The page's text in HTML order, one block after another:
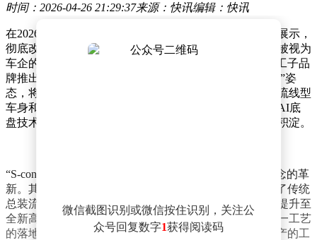
时间：2026-04-26 21:29:37来源：快讯编辑：快讯
在2026北京国际车展上，红旗品牌以一场颠覆性的技术展示，
彻底改写了公众对概念车的传统认知。过去，概念车常被视为
车企的“技术秀场”，距离量产落地遥不可及，但红旗天工子品
牌推出的“S-concept”新锐运动轿跑，却以“可触摸的未来”姿
态，将前沿科技与量产可行性完美融合。这款车不仅以流线型
车身和先锋设计语言吸引眼球，更通过舱驾一体方案、AI底
盘技术等核心配置，展现了红旗在智能汽车领域的深厚积淀。
“S-concept”的突破性不仅在于技术堆砌，更在于生产理念的革
新。其采用的国内首个汽车制造“开箱工艺”，彻底颠覆了传统
总装流程——通过模块化设计与精准组装，将制造精度提升至
全新高度，同时为未来汽车生产标准树立了新标杆。这一工艺
的落地，意味着红旗已将概念车的“未来感”转化为可量产的工
微信截图识别或微信按住识别，关注公
众号回复数字1获得阅读码